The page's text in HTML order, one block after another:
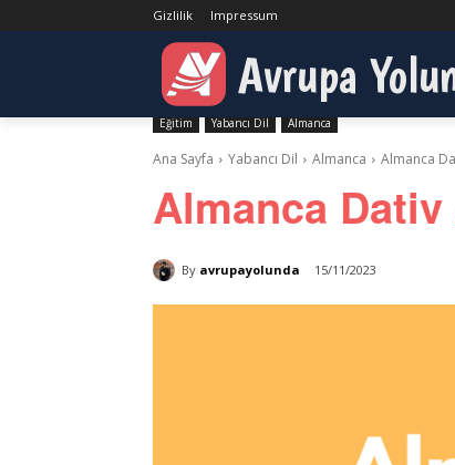
Gizlilik Impressum
Avrupa
Eğitim Yabancı Dil Almanca
Ana Sayfa Yabancı Dil Almanca Almanca
Almanca
By avrupayolunda 15/11/2023